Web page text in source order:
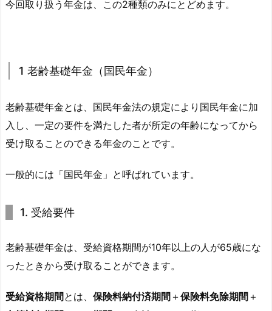
今回取り扱う年金は、この2種類のみにとどめます。
1 老齢基礎年金（国民年金）
老齢基礎年金とは、国民年金法の規定により国民年金に加
入し、一定の要件を満たした者が所定の年齢になってから
受け取ることのできる年金のことです。
一般的には「国民年金」と呼ばれています。
1. 受給要件
老齢基礎年金は、受給資格期間が10年以上の人が65歳にな
ったときから受け取ることができます。
受給資格期間とは、 保険料納付済期間＋保険料免除期間＋